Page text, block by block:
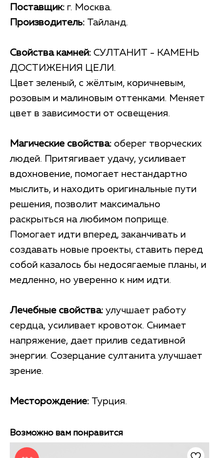
Поставщик: г. Москва.
Производитель: Тайланд.
Свойства камней: СУЛТАНИТ - КАМЕНЬ
ДОСТИЖЕНИЯ ЦЕЛИ.
Цвет зеленый, с жёлтым, коричневым,
розовым и малиновым оттенками. Меняет
цвет в зависимости от освещения.
Магические свойства: оберег творческих
людей. Притягивает удачу, усиливает
вдохновение, помогает нестандартно
мыслить, и находить оригинальные пути
решения, позволит максимально
раскрыться на любимом поприще.
Помогает идти вперед, заканчивать и
создавать новые проекты, ставить перед
собой казалось бы недосягаемые планы, и
медленно, но уверенно к ним идти.
Лечебные свойства: улучшает работу
сердца, усиливает кровоток. Снимает
напряжение, дает прилив седативной
энергии. Созерцание султанита улучшает
зрение.
Месторождение: Турция.
Возможно вам понравится